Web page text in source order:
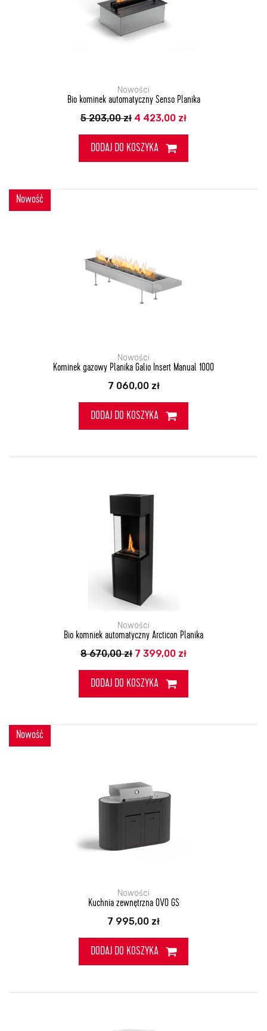
Nowości
Bio kominek automatyczny Senso Planika
5 203,00zł Pierwotna
wynosiła:
5
203,00 zł.
4 423,00 złAktualna
wynosi:
DODAJ DO KOSZYKA
Nowości
Kominek gazowy Planika Galio Insert Manual 1000
7 060,00 zł
DODAJ DO KOSZYKA
Nowości
Bio komniek automatyczny Arcticon Planika
8 670,00zł Pierwotna
wynosiła:
8
670,00 zł.
7 399,00 złAktualna
wynosi:
DODAJ DO KOSZYKA
Nowości
Kuchnia zewnętrzna OVO GS
7 995,00 zł
DODAJ DO KOSZYKA